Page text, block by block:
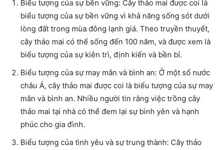
Biểu tượng của sự bền vững: Cây thảo mai được coi là
biểu tượng của sự bền vững vì khả năng sống sót dưới
lòng đất trong mùa đông lạnh giá. Theo truyền thuyết,
cây thảo mai có thể sống đến 100 năm, và được xem là
biểu tượng của sự kiên trì, định kiến và bền bỉ.
Biểu tượng của sự may mắn và bình an: Ở một số nước
châu Á, cây thảo mai được coi là biểu tượng của sự may
mắn và bình an. Nhiều người tin rằng việc trồng cây
thảo mai tại nhà có thể đem lại sự bình yên và hạnh
phúc cho gia đình.
Biểu tượng của tình yêu và sự trung thành: Cây thảo